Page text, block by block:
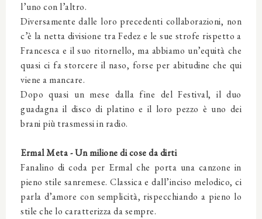
l’uno con l’altro.
Diversamente dalle loro precedenti collaborazioni, non
c’è la netta divisione tra Fedez e le sue strofe rispetto a
Francesca e il suo ritornello, ma abbiamo un’equità che
quasi ci fa storcere il naso, forse per abitudine che qui
viene a mancare.
Dopo quasi un mese dalla fine del Festival, il duo
guadagna il disco di platino e il loro pezzo è uno dei
brani più trasmessi in radio.
Ermal Meta - Un milione di cose da dirti
Fanalino di coda per Ermal che porta una canzone in
pieno stile sanremese. Classica e dall’inciso melodico, ci
parla d’amore con semplicità, rispecchiando a pieno lo
stile che lo caratterizza da sempre.